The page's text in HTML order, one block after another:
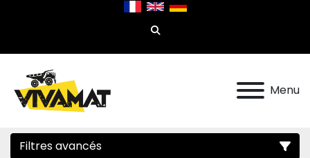
Rechercher
Menu
Filtres avancés